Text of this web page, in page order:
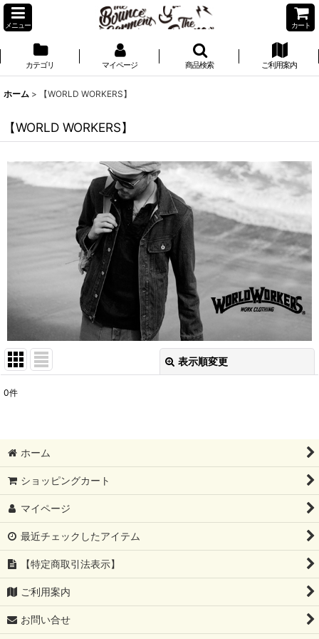
メニュー カート
カテゴリ マイページ 商品検索 ご利用案内
ホーム > 【WORLD WORKERS】
【WORLD WORKERS】
表示順変更
0件
ホーム
ショッピングカート
マイページ
最近チェックしたアイテム
【特定商取引法表示】
ご利用案内
お問い合せ